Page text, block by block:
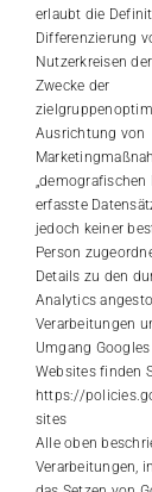
erlaubt die
Differenzierung
Nutzerkreisen
Zwecke der
Ausrichtung von
„demografischen
erfasste
jedoch keiner
Person
Details zu den
Analytics
Verarbeitungen
Umgang
Websites finden
https://
sites
Alle oben
Verarbeitungen,